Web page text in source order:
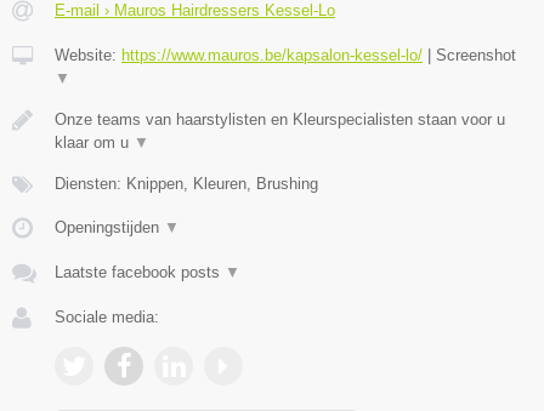
E-mail › Mauros Hairdressers Kessel-Lo
Website: https://www.mauros.be/kapsalon-kessel-lo/
Screenshot
▼
Onze teams van haarstylisten en Kleurspecialisten staan voor u
klaar om u ▼
Diensten: Knippen, Kleuren, Brushing
Openingstijden ▼
Laatste facebook posts ▼
Sociale media: